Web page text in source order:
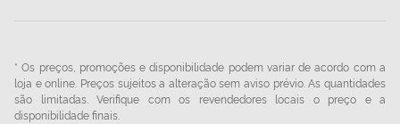
* Os preços, promoções e disponibilidade podem variar de acordo com a
loja e online. Preços sujeitos a alteração sem aviso prévio. As quantidades
são limitadas. Verifique com os revendedores locais o preço e a
disponibilidade finais.